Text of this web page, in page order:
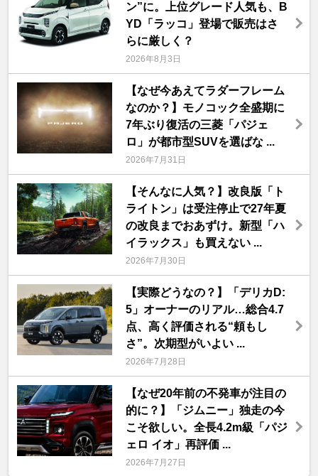
ン”に。上位グレード人気も、B
YD「ラッコ」登場で販売はさ
らに厳しく？
2026年8月3日
【なぜ今あえてラダーフレーム
なのか？】モノコック全盛期に
7年ぶり復活の三菱「パジェ
ロ」が都市型SUVを選ばな ...
2026年7月31日
【そんなに人気？】改良版「ト
ライトン」は受注停止で27年夏
の改良までおあずけ。新型「ハ
イラックス」も買えない ...
2026年7月30日
【実際どうなの？】「デリカD:
5」オーナーのリアル…総合4.7
点、高く評価される“頼もし
さ”。次期型がいよい ...
2026年7月28日
【なぜ20年前の不発車が注目の
的に？】「ジムニー」独走の今
こそ欲しい。全長4.2m級「パジ
ェロ イオ」再評価 ...
2026年7月27日